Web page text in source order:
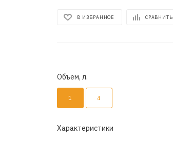
В ИЗБРАННОЕ СРАВНИТЬ
Объем, л.
1 4
Характеристики